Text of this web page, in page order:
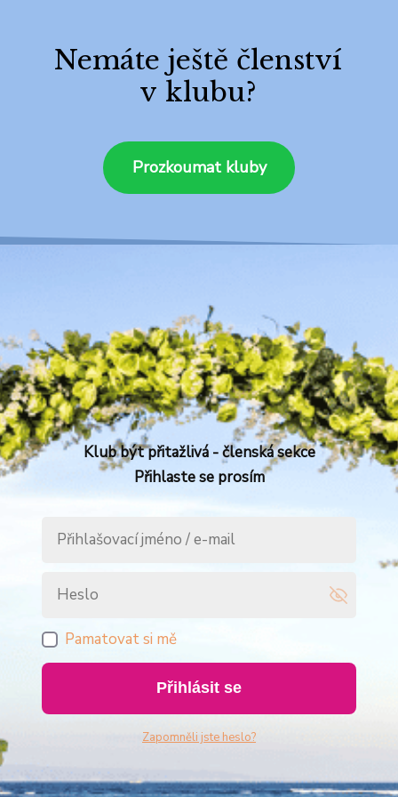
Nemáte ještě členství
v klubu?
Prozkoumat kluby
Klub být přitažlivá - členská sekce
Přihlaste se prosím
Pamatovat si mě
Přihlásit se
Zapomněli jste heslo?